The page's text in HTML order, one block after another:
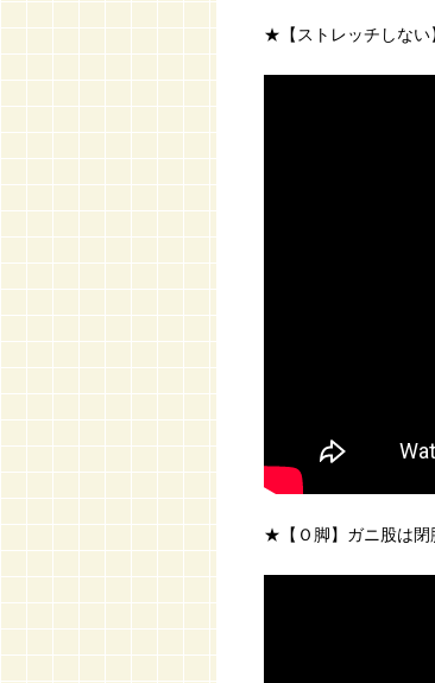
★【ストレッチしない
★【Ｏ脚】ガニ股は閉